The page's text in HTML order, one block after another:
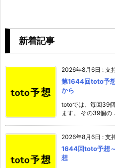
新着記事
2026年8月6日 : 支
第1644回toto予
から
totoでは、毎回39
ます。 その39個の
2026年8月6日 : 支
1644回toto予想
想